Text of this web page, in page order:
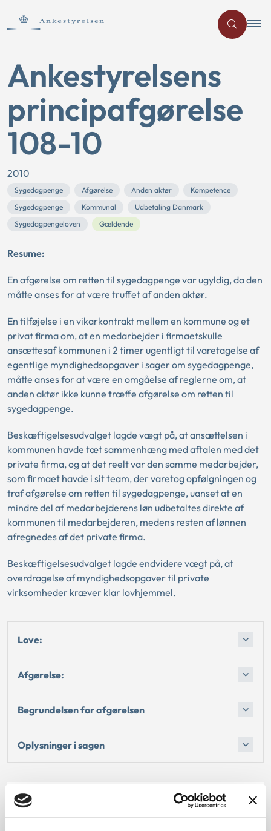
Ankestyrelsens
principafgørelse
108-10
2010
Sygedagpenge Afgørelse Anden aktør
Kompetence
Sygedagpenge
Kommunal
Udbetaling Danmark
Sygedagpengeloven
Gældende
Resume:
En afgørelse om retten til sygedagpenge var ugyldig, da den
måtte anses for at være truffet af anden aktør.
En tilføjelse i en vikarkontrakt mellem en kommune og et
privat firma om, at en medarbejder i firmaetskulle
ansættesaf kommunen i 2 timer ugentligt til varetagelse af
egentlige myndighedsopgaver i sager om sygedagpenge,
måtte anses for at være en omgåelse af reglerne om, at
anden aktør ikke kunne træffe afgørelse om retten til
sygedagpenge.
Beskæftigelsesudvalget lagde vægt på, at ansættelsen i
kommunen havde tæt sammenhæng med aftalen med det
private firma, og at det reelt var den samme medarbejder,
som firmaet havde i sit team, der varetog opfølgningen og
traf afgørelse om retten til sygedagpenge, uanset at en
mindre del af medarbejderens løn udbetaltes direkte af
kommunen til medarbejderen, medens resten af lønnen
afregnedes af det private firma.
Beskæftigelsesudvalget lagde endvidere vægt på, at
overdragelse af myndighedsopgaver til private
virksomheder kræver klar lovhjemmel.
Love:
Afgørelse:
Begrundelsen for afgørelsen
Oplysninger i sagen
Dato for underskrift